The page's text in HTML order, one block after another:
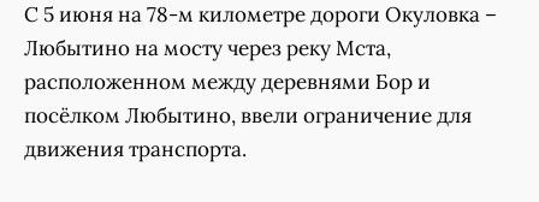
С 5 июня на 78-м километре дороги Окуловка –
Любытино на мосту через реку Мста,
расположенном между деревнями Бор и
посёлком Любытино, ввели ограничение для
движения транспорта.